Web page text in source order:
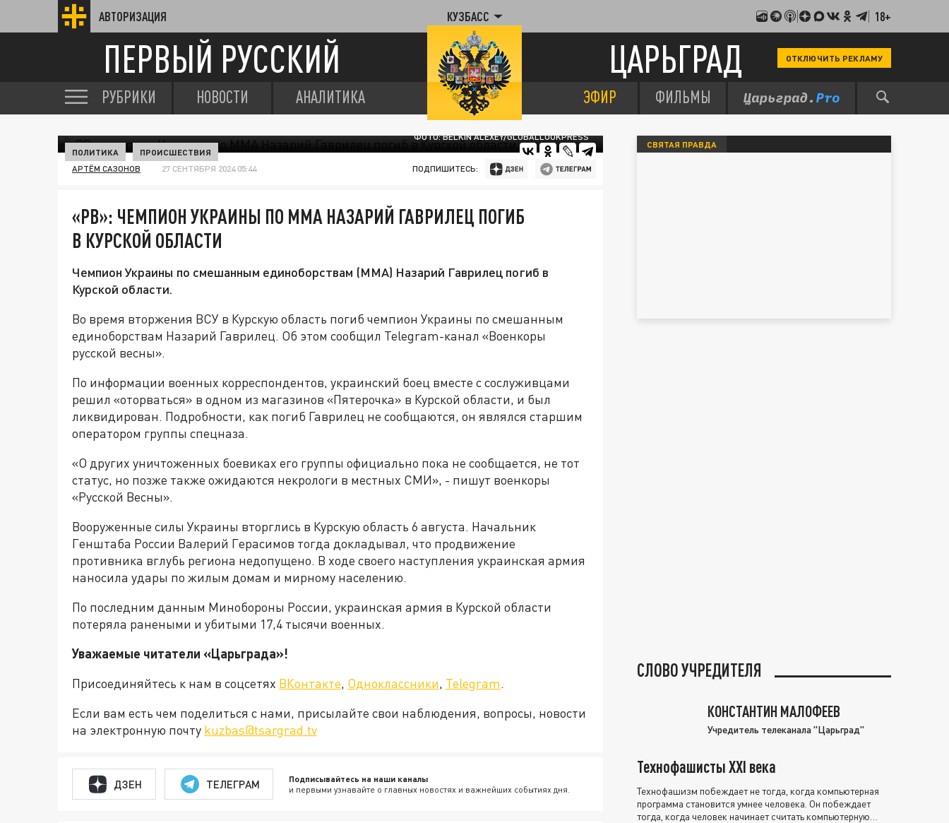
АВТОРИЗАЦИЯ КУЗБАСС 18+
ПЕРВЫЙ РУССКИЙ ЦАРЬГРАД ОТКЛЮЧИТЬ РЕКЛАМУ
РУБРИКИ НОВОСТИ АНАЛИТИКА ЭФИР ФИЛЬМЫ
ФОТО: BELKIN ALEXEY/GLOBALLOOKPRESS
ПОЛИТИКА ПРОИСШЕСТВИЯ
АРТЁМ САЗОНОВ 27 СЕНТЯБРЯ 2024 05:44 ПОДПИШИТЕСЬ:
«РВ»: ЧЕМПИОН УКРАИНЫ ПО MMA НАЗАРИЙ ГАВРИЛЕЦ ПОГИБ
В КУРСКОЙ ОБЛАСТИ
Чемпион Украины по смешанным единоборствам (ММА) Назарий Гаврилец погиб в
Курской области.
Во время вторжения ВСУ в Курскую область погиб чемпион Украины по смешанным
единоборствам Назарий Гаврилец. Об этом сообщил Telegram-канал «Военкоры
русской весны».
По информации военных корреспондентов, украинский боец вместе с сослуживцами
решил «оторваться» в одном из магазинов «Пятерочка» в Курской области, и был
ликвидирован. Подробности, как погиб Гаврилец не сообщаются, он являлся старшим
оператором группы спецназа.
«О других уничтоженных боевиках его группы официально пока не сообщается, не тот
статус, но позже также ожидаются некрологи в местных СМИ», - пишут военкоры
«Русской Весны».
Вооруженные силы Украины вторглись в Курскую область 6 августа. Начальник
Генштаба России Валерий Герасимов тогда докладывал, что продвижение
противника вглубь региона недопущено. В ходе своего наступления украинская армия
наносила удары по жилым домам и мирному населению.
По последним данным Минобороны России, украинская армия в Курской области
потеряла ранеными и убитыми 17,4 тысячи военных.
Уважаемые читатели «Царьграда»!
Присоединяйтесь к нам в соцсетях ВКонтакте, Одноклассники, Telegram.
Если вам есть чем поделиться с нами, присылайте свои наблюдения, вопросы, новости
на электронную почту kuzbas@tsargrad.tv
ДЗЕН ТЕЛЕГРАМ Подписывайтесь на наши каналы
и первыми узнавайте о главных новостях и важнейших событиях дня.
СВЯТАЯ ПРАВДА
СЛОВО УЧРЕДИТЕЛЯ
КОНСТАНТИН МАЛОФЕЕВ
Учредитель телеканала "Царьград"
Технофашисты XXI века
Технофашизм побеждает не тогда, когда компьютерная
программа становится умнее человека. Он побеждает
тогда, когда человек начинает считать компьютерную